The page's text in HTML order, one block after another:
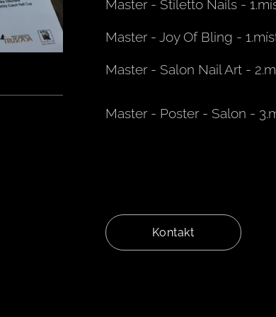
Master - Stiletto Nails -
Master - Joy Of Bling -
Master - Salon Nail Art -
Master - Poster - Salon -
Kontakt